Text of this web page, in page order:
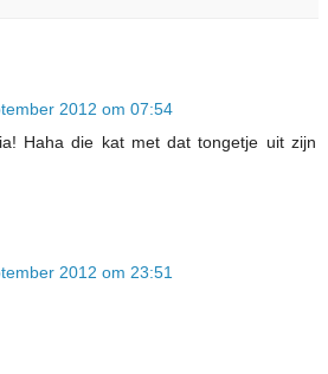
2012 om 07:54
Haha die kat met dat tongetje uit zijn
2012 om 23:51